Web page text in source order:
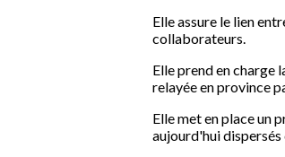
Elle assure le lien
collaborateurs.
Elle prend en charge
relayée en province
Elle met en place un
aujourd'hui